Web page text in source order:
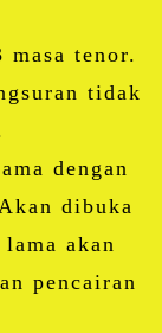
tenor.
tidak
dengan
dibuka
akan
pencairan